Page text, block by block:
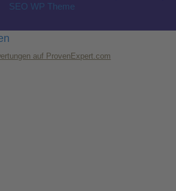
SEO WP Theme
auf ProvenExpert.com